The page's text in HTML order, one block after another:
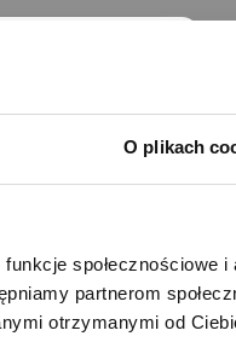
O plikach
społecznościowe i
partnerom
otrzymanymi od
Riff
i